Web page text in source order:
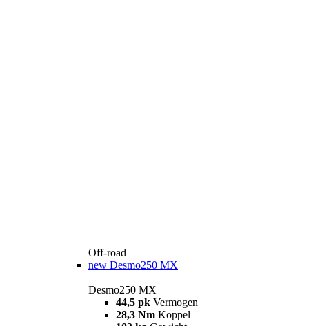
Off-road
new Desmo250 MX
Desmo250 MX
44,5 pk Vermogen
28,3 Nm Koppel